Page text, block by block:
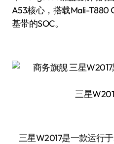
A53核心，搭载Mali-T880
基带的SOC。
三星
三星W2017是一款运行